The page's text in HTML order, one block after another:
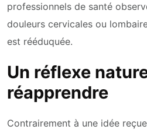
professionnels de santé
douleurs cervicales ou
est rééduquée.
Un réflexe
réapprendre
Contrairement à une idée